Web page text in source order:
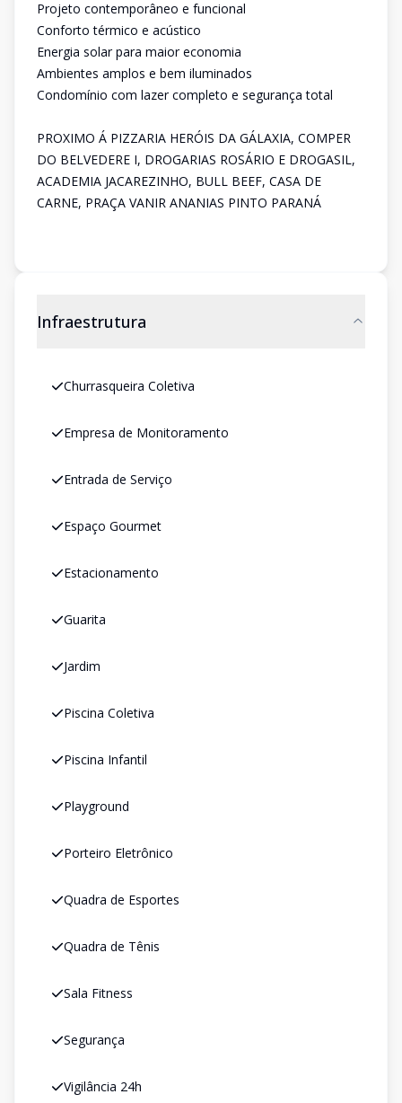
Projeto contemporâneo e funcional
Conforto térmico e acústico
Energia solar para maior economia
Ambientes amplos e bem iluminados
Condomínio com lazer completo e segurança total
PROXIMO Á PIZZARIA HERÓIS DA GÁLAXIA, COMPER
DO BELVEDERE I, DROGARIAS ROSÁRIO E DROGASIL,
ACADEMIA JACAREZINHO, BULL BEEF, CASA DE
CARNE, PRAÇA VANIR ANANIAS PINTO PARANÁ
Infraestrutura
Churrasqueira Coletiva
Empresa de Monitoramento
Entrada de Serviço
Espaço Gourmet
Estacionamento
Guarita
Jardim
Piscina Coletiva
Piscina Infantil
Playground
Porteiro Eletrônico
Quadra de Esportes
Quadra de Tênis
Sala Fitness
Segurança
Vigilância 24h